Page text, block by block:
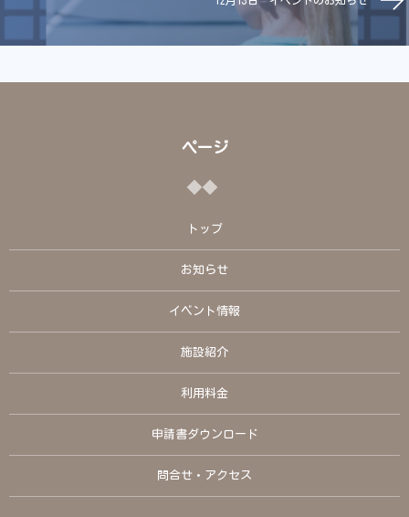
ページ
トップ
お知らせ
イベント情報
施設紹介
利用料金
申請書ダウンロード
問合せ・アクセス